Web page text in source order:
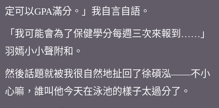
定可以GPA滿分。」我自言自語。
「我可能會為了保健學分每週三次來報到……」
羽嫣小小聲附和。
然後話題就被我很自然地扯回了徐碩泓——不小
心嘛，誰叫他今天在泳池的樣子太過分了。